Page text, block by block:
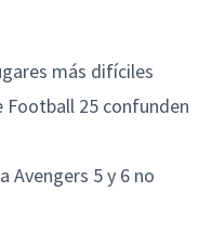
más difíciles
Football 25 confunden
Avengers 5 y 6 no